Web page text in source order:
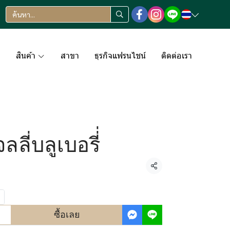
สินค้า สาขา ธุรกิจแฟรนไชน์ ติดต่อเรา
ลี่บลูเบอรี่่
แชร์
ซื้อเลย